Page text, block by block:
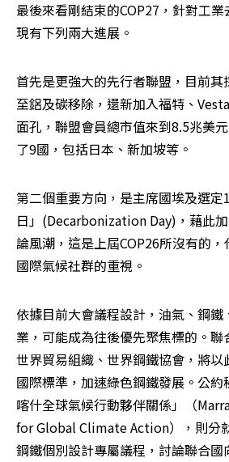
最後來看剛結束的COP27，針對工
現有下列兩大進展。
首先是更強大的先行者聯盟，目前其
至鋁及碳移除，還新加入福特、
面孔，聯盟會員總市值來到8.5兆美
了9國，包括日本、新加坡等。
第二個重要方向，是主席國埃及選
日」(Decarbonization Day)，藉此
論風潮，這是上屆COP26所沒有的
國際氣候社群的重視。
依據目前大會議程設計，油氣、鋼
業，可能成為往後優先聚焦標的。
世界貿易組織、世界鋼鐵協會，將以
國際標準，加速綠色鋼鐵發展。公
喀什全球氣候行動夥伴關係」（
for Global Climate Action），則分
鋼鐵個別設計專屬議程，討論聯合國